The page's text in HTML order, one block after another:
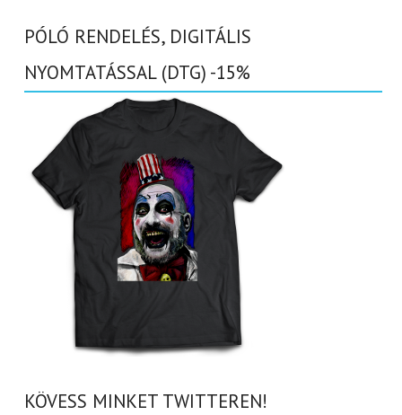
PÓLÓ RENDELÉS, DIGITÁLIS
NYOMTATÁSSAL (DTG) -15%
KÖVESS MINKET TWITTEREN!